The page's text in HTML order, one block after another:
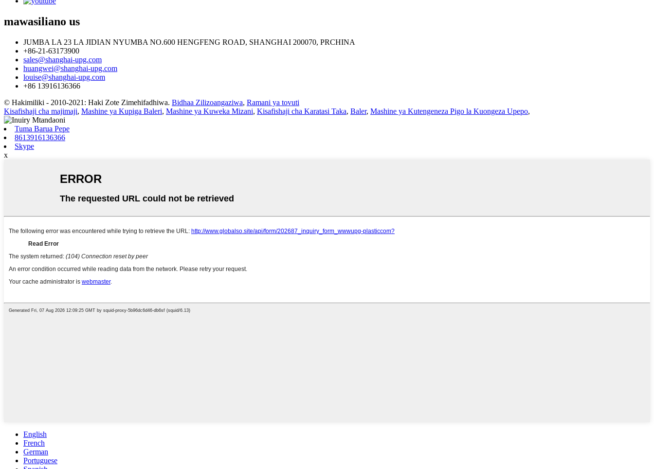
mawasiliano us
JUMBA LA 23 LA JIDIAN NYUMBA NO.600 HENGFENG ROAD, SHANGHAI 200070, PRCHINA
+86-21-63173900
sales@shanghai-upg.com
huangwei@shanghai-upg.com
louise@shanghai-upg.com
+86 13916136366
© Hakimiliki - 2010-2021: Haki Zote Zimehifadhiwa. Bidhaa Zilizoangaziwa, Ramani ya tovuti
Kisafishaji cha majimaji, Mashine ya Kupiga Baleri, Mashine ya Kuweka Mizani, Kisafishaji cha Karatasi Taka, Baler, Mashine ya Kutengeneza Pigo la Kuongeza Upepo,
Tuma Barua Pepe
8613916136366
Skype
x
English
French
German
Portuguese